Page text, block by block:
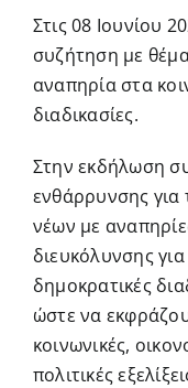
Στις 08 Ιουνίου
συζήτηση με
αναπηρία στα
διαδικασίες.
Στην εκδήλωση
ενθάρρυνσης
νέων με
διευκόλυνσης
δημοκρατικές
ώστε να
κοινωνικές,
πολιτικές